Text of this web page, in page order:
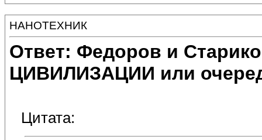
НАНОТЕХНИК
Ответ: Федоров и
ЦИВИЛИЗАЦИИ или
Цитата: